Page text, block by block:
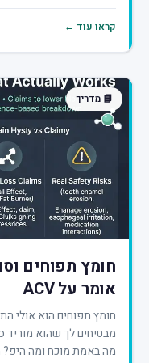
קראו עוד ←
📘 מדריך
חומץ תפוחים
אומר על ACV
חומץ תפוחים הוא אולי
מבטיחים לך שהוא
מה באמת מוכח ומה היפ?